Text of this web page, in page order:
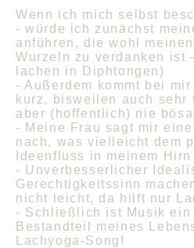
Wenn ich mich selbst
- würde ich zunächst
anführen, die wohl
Wurzeln zu verdanken ist
lachen in Diphtongen)
- Außerdem kommt bei
kurz, bisweilen auch sehr
aber (hoffentlich) nie
- Meine Frau sagt mir
nach, was vielleicht dem
Ideenfluss in meinem
- Unverbesserlicher
Gerechtigkeitssinn
nicht leicht, da hilft nur
- Schließlich ist Musik ein
Bestandteil meines
Lachyoga-Song!